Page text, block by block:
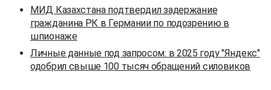
МИД Казахстана подтвердил задержание
гражданина РК в Германии по подозрению в
шпионаже
Личные данные под запросом: в 2025 году "Яндекс"
одобрил свыше 100 тысяч обращений силовиков